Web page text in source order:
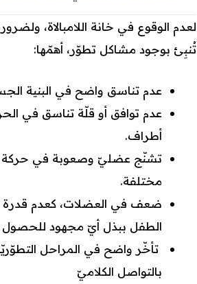
لعدم الوقوع في خانة اللامبالاة،
تُنبِئ بوجود مشاكل تطوّر، أهمّها:
عدم تناسق واضح في البنية
عدم توافق أو قلّة تناسق في
أطراف.
تشنّج عضليّ وصعوبة في حركة
مختلفة.
ضعف في العضلات، كعدم قدرة
الطفل ببذل أيّ مجهود للحصول
تأخّر واضح في المراحل
بالتواصل الكلاميّ